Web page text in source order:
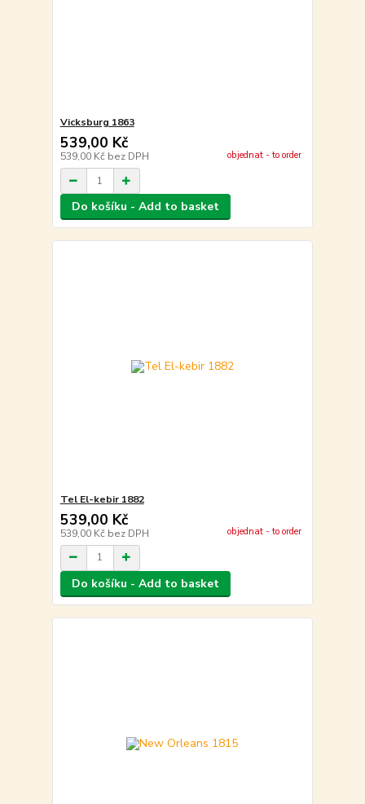
Vicksburg 1863
539,00 Kč
539,00 Kč bez DPH objednat - to order
Do košíku - Add to basket
Tel El-kebir 1882
539,00 Kč
539,00 Kč bez DPH objednat - to order
Do košíku - Add to basket